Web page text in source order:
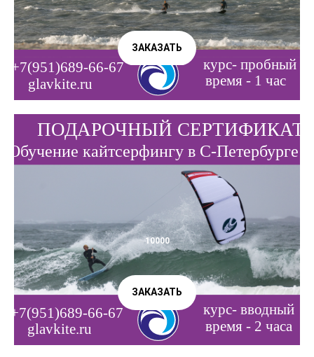
ЗАКАЗАТЬ
10000
ЗАКАЗАТЬ